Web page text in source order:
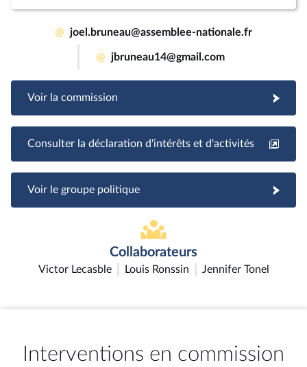
@ joel.bruneau@assemblee-nationale.fr
@ jbruneau14@gmail.com
Voir la commission
Consulter la déclaration d'intérêts et d'activités
Voir le groupe politique
Collaborateurs
Victor Lecasble Louis Ronssin Jennifer Tonel
Interventions en commission